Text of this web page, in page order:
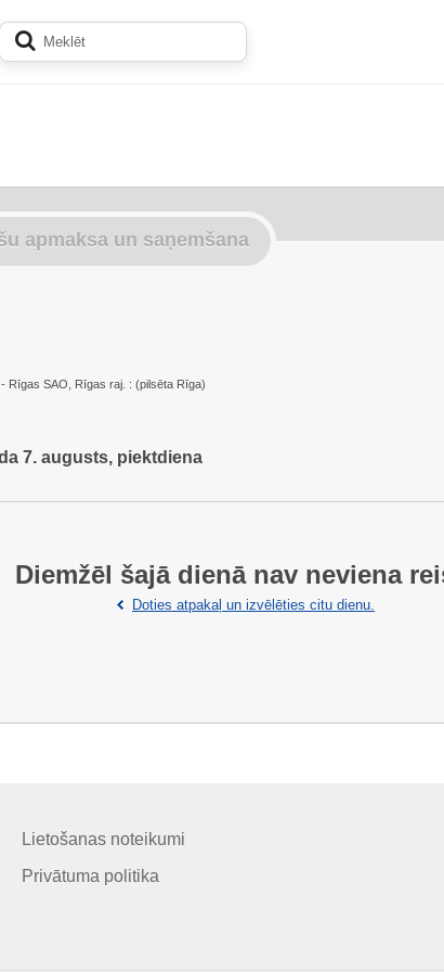
apmaksa un saņemšana
Rīgas SAO, Rīgas raj. : (pilsēta Rīga)
7. augusts, piektdiena
Diemžēl šajā dienā nav neviena
Doties atpakaļ un izvēlēties citu dienu.
Lietošanas noteikumi
Privātuma politika